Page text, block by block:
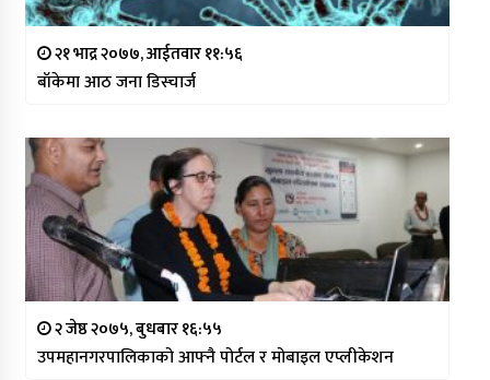
२१ भाद्र २०७७, आईतवार ११:५६
बाँकेमा आठ जना डिस्चार्ज
२ जेष्ठ २०७५, बुधबार १६:५५
उपमहानगरपालिकाको आफ्नै पोर्टल र मोबाइल एप्लीकेशन